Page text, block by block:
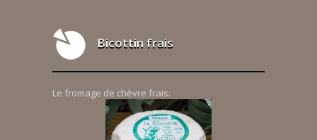
Bicottin frais
Le fromage de chèvre frais.